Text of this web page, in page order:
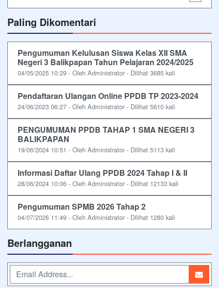
Paling Dikomentari
Pengumuman Kelulusan Siswa Kelas XII SMA
Negeri 3 Balikpapan Tahun Pelajaran 2024/2025
04/05/2025 10:29 - Oleh Administrator - Dilihat 3685 kali
Pendaftaran Ulangan Online PPDB TP 2023-2024
24/06/2023 06:27 - Oleh Administrator - Dilihat 5610 kali
PENGUMUMAN PPDB TAHAP 1 SMA NEGERI 3
BALIKPAPAN
19/06/2024 10:51 - Oleh Administrator - Dilihat 5113 kali
Informasi Daftar Ulang PPDB 2024 Tahap I & II
28/06/2024 10:06 - Oleh Administrator - Dilihat 12133 kali
Pengumuman SPMB 2026 Tahap 2
04/07/2026 11:49 - Oleh Administrator - Dilihat 1280 kali
Berlangganan